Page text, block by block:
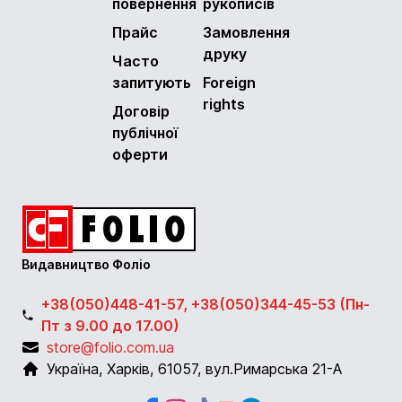
повернення
Прайс
Часто
запитують
Договір
публічної
оферти
рукописів
Замовлення
друку
Foreign
rights
Видавництво Фоліо
+38(050)448-41-57, +38(050)344-45-53 (Пн-
Пт з 9.00 до 17.00)
store@folio.com.ua
Україна, Харків, 61057, вул.Римарська 21-А